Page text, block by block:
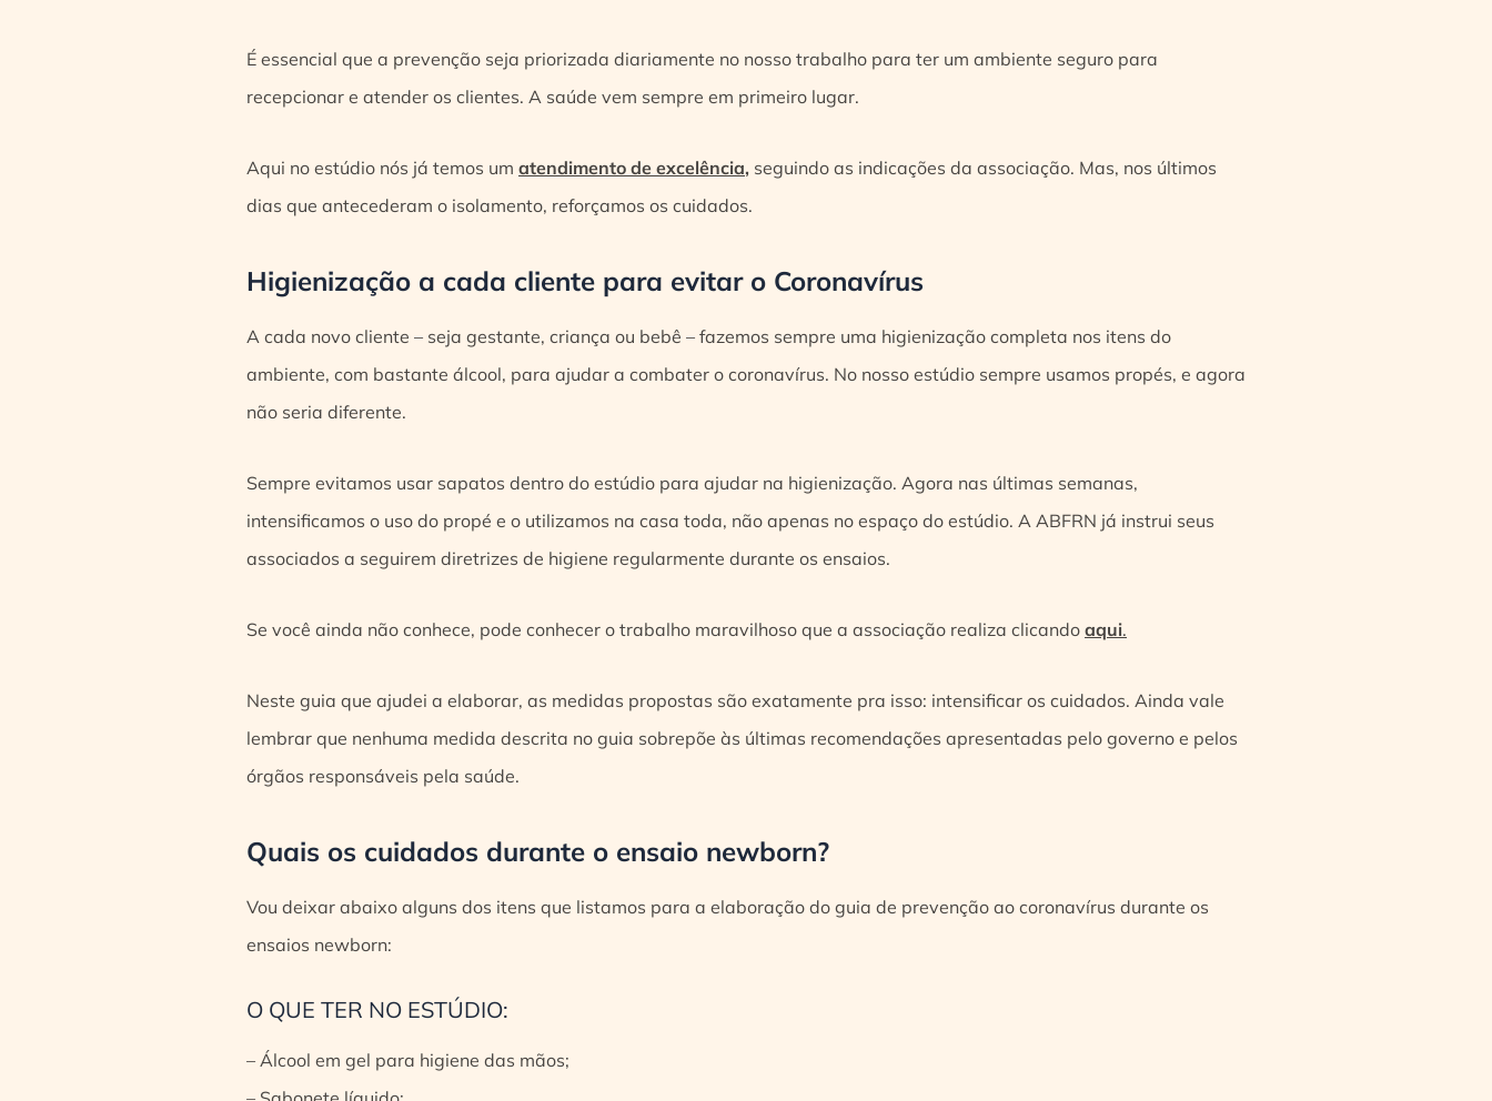
É essencial que a prevenção seja priorizada diariamente no nosso trabalho para ter um ambiente seguro para
recepcionar e atender os clientes. A saúde vem sempre em primeiro lugar.
Aqui no estúdio nós já temos um atendimento de excelência, seguindo as indicações da associação. Mas, nos últimos
dias que antecederam o isolamento, reforçamos os cuidados.
Higienização a cada cliente para evitar o Coronavírus
A cada novo cliente – seja gestante, criança ou bebê – fazemos sempre uma higienização completa nos itens do
ambiente, com bastante álcool, para ajudar a combater o coronavírus. No nosso estúdio sempre usamos propés, e agora
não seria diferente.
Sempre evitamos usar sapatos dentro do estúdio para ajudar na higienização. Agora nas últimas semanas,
intensificamos o uso do propé e o utilizamos na casa toda, não apenas no espaço do estúdio. A ABFRN já instrui seus
associados a seguirem diretrizes de higiene regularmente durante os ensaios.
Se você ainda não conhece, pode conhecer o trabalho maravilhoso que a associação realiza clicando aqui.
Neste guia que ajudei a elaborar, as medidas propostas são exatamente pra isso: intensificar os cuidados. Ainda vale
lembrar que nenhuma medida descrita no guia sobrepõe às últimas recomendações apresentadas pelo governo e pelos
órgãos responsáveis pela saúde.
Quais os cuidados durante o ensaio newborn?
Vou deixar abaixo alguns dos itens que listamos para a elaboração do guia de prevenção ao coronavírus durante os
ensaios newborn:
O QUE TER NO ESTÚDIO:
– Álcool em gel para higiene das mãos;